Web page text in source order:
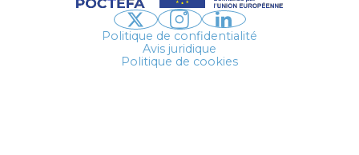
Politique de confidentialité
Avis juridique
Politique de cookies